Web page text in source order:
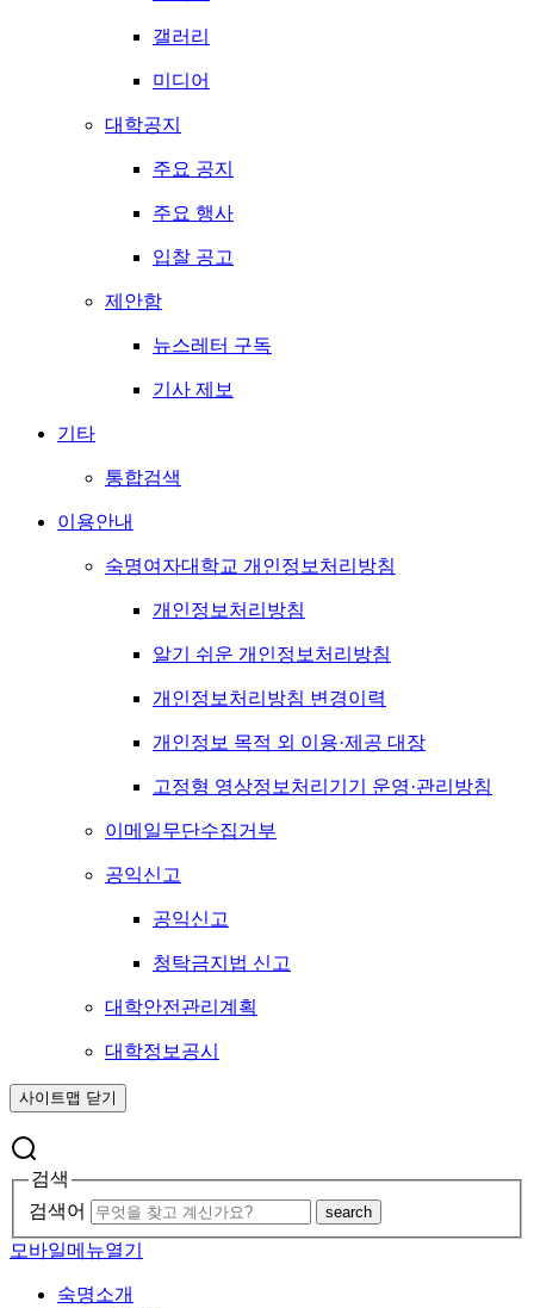
갤러리
미디어
대학공지
주요 공지
주요 행사
입찰 공고
제안함
뉴스레터 구독
기사 제보
기타
통합검색
이용안내
숙명여자대학교 개인정보처리방침
개인정보처리방침
알기 쉬운 개인정보처리방침
개인정보처리방침 변경이력
개인정보 목적 외 이용·제공 대장
고정형 영상정보처리기기 운영·관리방침
이메일무단수집거부
공익신고
공익신고
청탁금지법 신고
대학안전관리계획
대학정보공시
사이트맵 닫기
검색
검색어
search
모바일메뉴열기
숙명소개